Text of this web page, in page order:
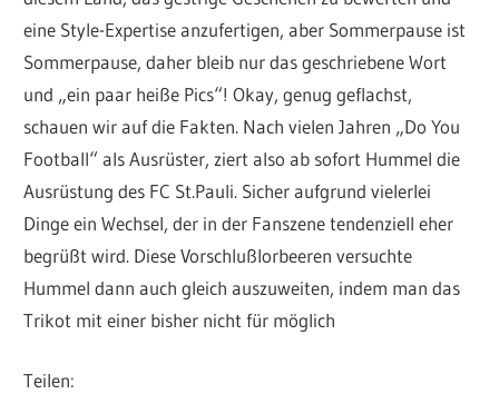
eine Style-Expertise anzufertigen, aber Sommerpause ist
Sommerpause, daher bleib nur das geschriebene Wort
und „ein paar heiße Pics“! Okay, genug geflachst,
schauen wir auf die Fakten. Nach vielen Jahren „Do You
Football“ als Ausrüster, ziert also ab sofort Hummel die
Ausrüstung des FC St.Pauli. Sicher aufgrund vielerlei
Dinge ein Wechsel, der in der Fanszene tendenziell eher
begrüßt wird. Diese Vorschlußlorbeeren versuchte
Hummel dann auch gleich auszuweiten, indem man das
Trikot mit einer bisher nicht für möglich
Teilen: